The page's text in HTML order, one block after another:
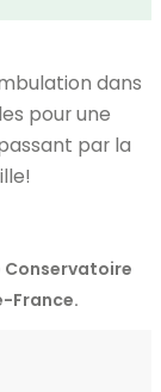
dans
pour une
par la
France.